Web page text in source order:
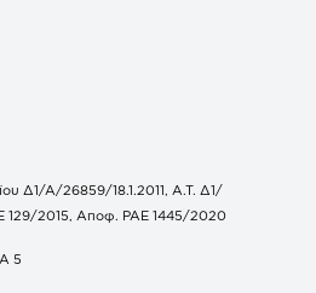
Δ1/Α/26859/18.1.2011, Α.Τ. Δ1/
129/2015, Αποφ. ΡΑΕ 1445/2020
5